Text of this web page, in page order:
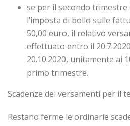
se per il secondo
l’imposta di bollo sulle
50,00 euro, il relativo
effettuato entro il
20.10.2020, unitamente ai
primo trimestre.
Scadenze dei versamenti per il
Restano ferme le ordinarie